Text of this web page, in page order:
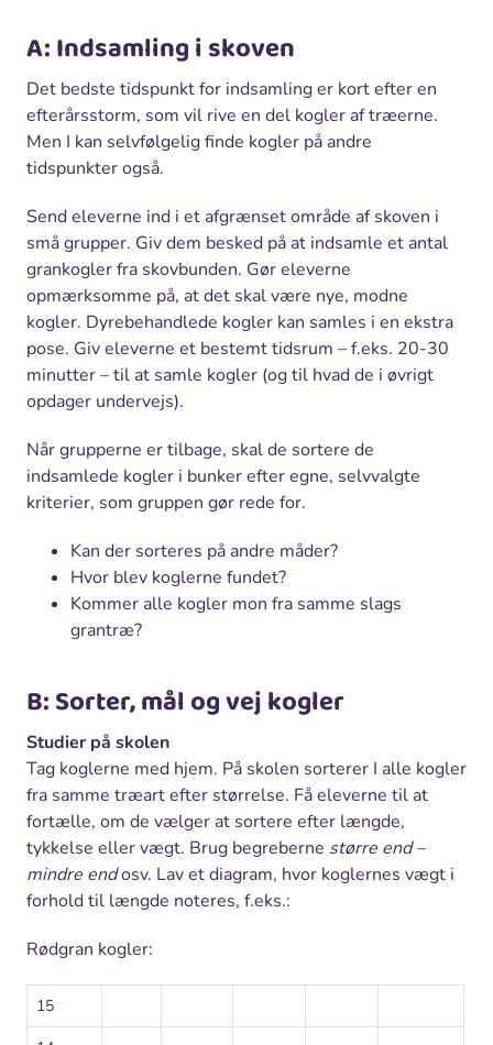
A: Indsamling i skoven
Det bedste tidspunkt for indsamling er kort efter en
efterårsstorm, som vil rive en del kogler af træerne.
Men I kan selvfølgelig finde kogler på andre
tidspunkter også.
Send eleverne ind i et afgrænset område af skoven i
små grupper. Giv dem besked på at indsamle et antal
grankogler fra skovbunden. Gør eleverne
opmærksomme på, at det skal være nye, modne
kogler. Dyrebehandlede kogler kan samles i en ekstra
pose. Giv eleverne et bestemt tidsrum – f.eks. 20-30
minutter – til at samle kogler (og til hvad de i øvrigt
opdager undervejs).
Når grupperne er tilbage, skal de sortere de
indsamlede kogler i bunker efter egne, selvvalgte
kriterier, som gruppen gør rede for.
Kan der sorteres på andre måder?
Hvor blev koglerne fundet?
Kommer alle kogler mon fra samme slags
grantræ?
B: Sorter, mål og vej kogler
Studier på skolen
Tag koglerne med hjem. På skolen sorterer I alle kogler
fra samme træart efter størrelse. Få eleverne til at
fortælle, om de vælger at sortere efter længde,
tykkelse eller vægt. Brug begreberne større end –
mindre endosv. Lav et diagram, hvor koglernes vægt i
forhold til længde noteres, f.eks.:
Rødgran kogler:
15